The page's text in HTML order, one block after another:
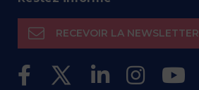
RECEVOIR LA NEWSLETTER